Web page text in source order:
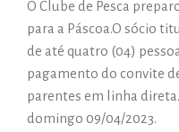
O Clube de Pesca
para a Páscoa.O sócio
de até quatro (04)
pagamento do convite
parentes em linha
domingo 09/04/2023.